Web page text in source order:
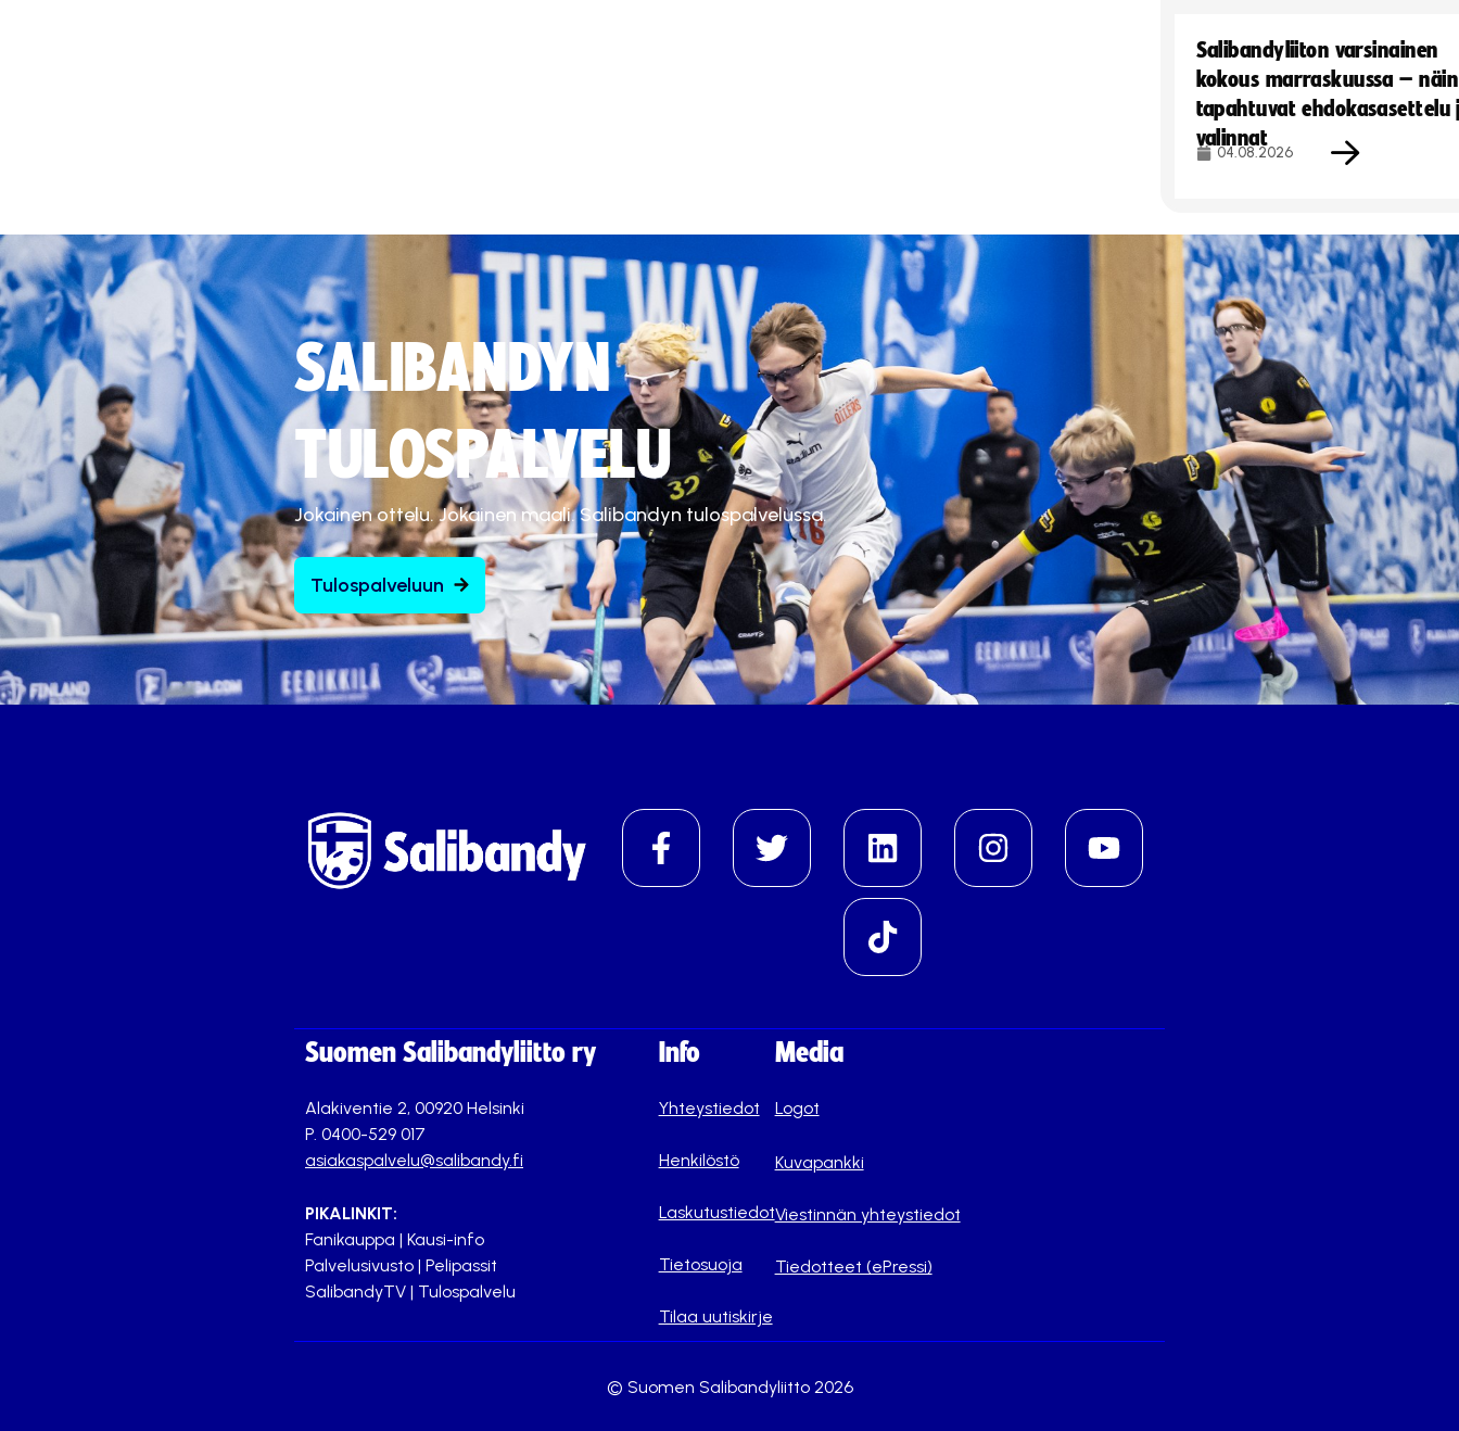
Salibandyliiton varsinainen
kokous marraskuussa – näin
tapahtuvat ehdokasasettelu
valinnat
04.08.2026
SALIBANDYN
TULOSPALVELU
Jokainen ottelu. Jokainen maali. Salibandyn tulospalvelussa.
Tulospalveluun
Suomen Salibandyliitto ry
Alakiventie 2, 00920 Helsinki
P. 0400-529 017
asiakaspalvelu@salibandy.fi
PIKALINKIT:
Fanikauppa | Kausi-info
Palvelusivusto | Pelipassit
SalibandyTV | Tulospalvelu
Info
Yhteystiedot
Henkilöstö
Laskutustiedot
Tietosuoja
Tilaa uutiskirje
Media
Logot
Kuvapankki
Viestinnän yhteystiedot
Tiedotteet (ePressi)
© Suomen Salibandyliitto 2026